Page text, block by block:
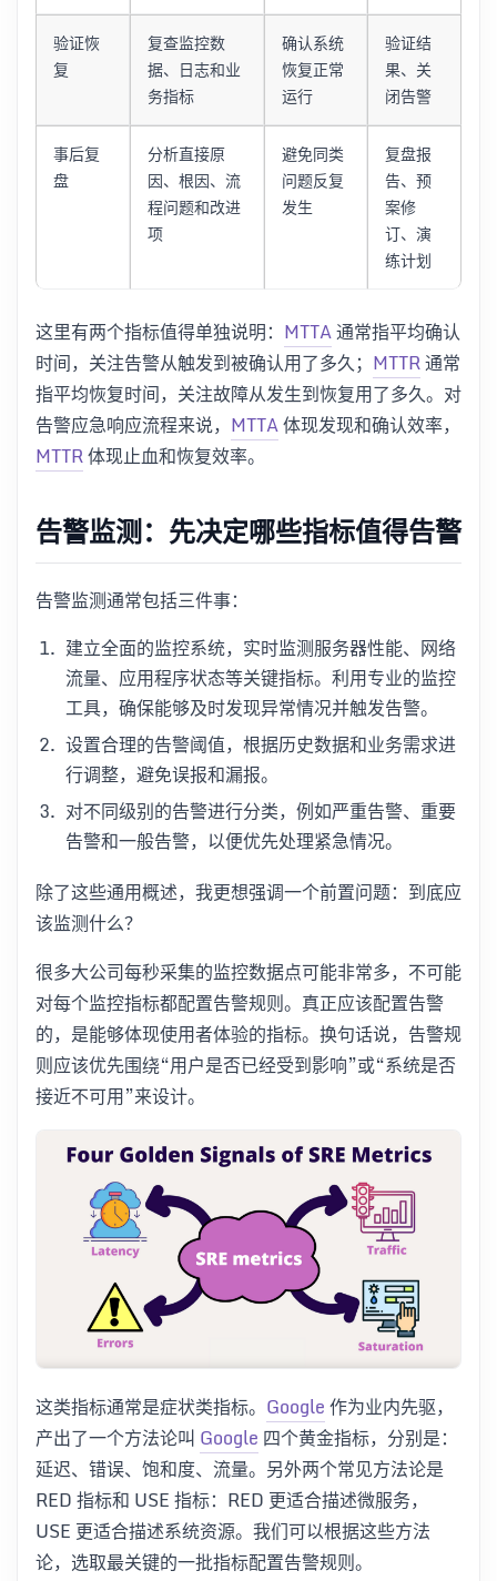
验证恢
复
复查监控数
据、日志和业
务指标
确认系统
恢复正常
运行
验证结
果、关
闭告警
事后复
盘
分析直接原
因、根因、流
程问题和改进
项
避免同类
问题反复
发生
复盘报
告、预
案修
订、演
练计划
这里有两个指标值得单独说明： MTTA通常指平均确认
时间，关注告警从触发到被确认用了多久； MTTR通常
指平均恢复时间，关注故障从发生到恢复用了多久。对
告警应急响应流程来说， MTTA体现发现和确认效率，
MTTR体现止血和恢复效率。
告警监测：先决定哪些指标值得告警
告警监测通常包括三件事：
建立全面的监控系统，实时监测服务器性能、网络
流量、应用程序状态等关键指标。利用专业的监控
工具，确保能够及时发现异常情况并触发告警。
设置合理的告警阈值，根据历史数据和业务需求进
行调整，避免误报和漏报。
对不同级别的告警进行分类，例如严重告警、重要
告警和一般告警，以便优先处理紧急情况。
除了这些通用概述，我更想强调一个前置问题：到底应
该监测什么？
很多大公司每秒采集的监控数据点可能非常多，不可能
对每个监控指标都配置告警规则。真正应该配置告警
的，是能够体现使用者体验的指标。换句话说，告警规
则应该优先围绕“用户是否已经受到影响”或“系统是否
接近不可用”来设计。
这类指标通常是症状类指标。 Google作为业内先驱，
产出了一个方法论叫 Google 四个黄金指标，分别是：
延迟、错误、饱和度、流量。另外两个常见方法论是
RED 指标和 USE 指标：RED 更适合描述微服务，
USE 更适合描述系统资源。我们可以根据这些方法
论，选取最关键的一批指标配置告警规则。